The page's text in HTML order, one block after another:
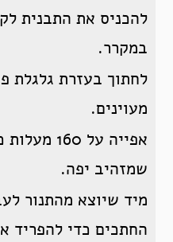
להכניס את התבנית
במקרר.
לחתוך בעזרת גלגלת
מעוינים.
שמזהיב יפה.
מיד שיוצא מהתנור
החתכים כדי להפריד